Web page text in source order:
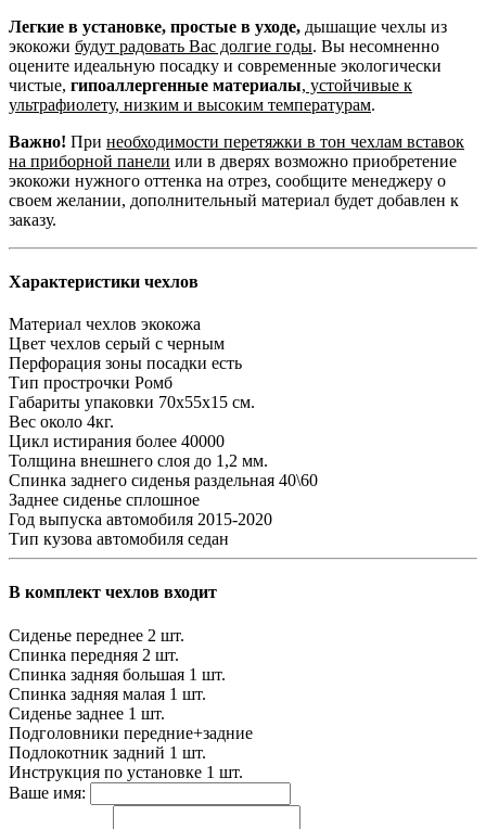
Легкие в установке, простые в уходе, дышащие чехлы из
экокожи будут радовать Вас долгие годы. Вы несомненно
оцените идеальную посадку и современные экологически
чистые, гипоаллергенные материалы, устойчивые к
ультрафиолету, низким и высоким температурам.
Важно! При необходимости перетяжки в тон чехлам вставок
на приборной панели или в дверях возможно приобретение
экокожи нужного оттенка на отрез, сообщите менеджеру о
своем желании, дополнительный материал будет добавлен к
заказу.
Характеристики чехлов
Материал чехлов экокожа
Цвет чехлов серый с черным
Перфорация зоны посадки есть
Тип прострочки Ромб
Габариты упаковки 70х55х15 см.
Вес около 4кг.
Цикл истирания более 40000
Толщина внешнего слоя до 1,2 мм.
Спинка заднего сиденья раздельная 40\60
Заднее сиденье сплошное
Год выпуска автомобиля 2015-2020
Тип кузова автомобиля седан
В комплект чехлов входит
Сиденье переднее 2 шт.
Спинка передняя 2 шт.
Спинка задняя большая 1 шт.
Спинка задняя малая 1 шт.
Сиденье заднее 1 шт.
Подголовники передние+задние
Подлокотник задний 1 шт.
Инструкция по установке 1 шт.
Ваше имя: